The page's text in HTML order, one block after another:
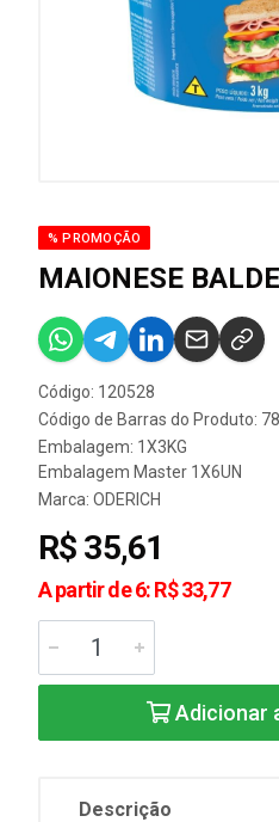
% PROMOÇÃO
MAIONESE
Código: 120528
Código de Barras do Produto:
Embalagem: 1X3KG
Embalagem Master 1X6UN
Marca: ODERICH
R$ 35,61
A partir de 6: R$ 33,77
Adicionar
Descrição